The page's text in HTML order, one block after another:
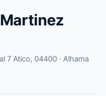
7 Atico, 04400 · Alhama